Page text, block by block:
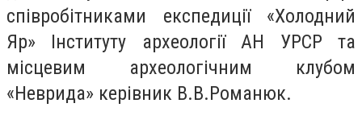
співробітниками експедиції «Холодний
Яр» Інституту археології АН УРСР та
місцевим археологічним клубом
«Неврида» керівник В.В.Романюк.